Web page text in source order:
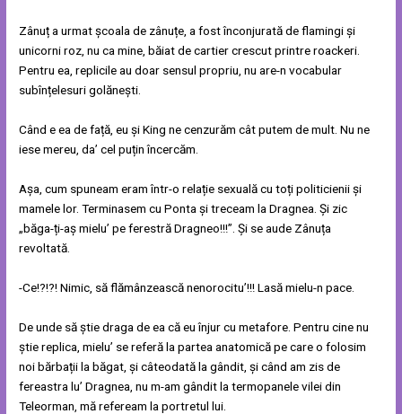
Zânuț a urmat școala de zânuțe, a fost înconjurată de flamingi și
unicorni roz, nu ca mine, băiat de cartier crescut printre roackeri.
Pentru ea, replicile au doar sensul propriu, nu are-n vocabular
subînțelesuri golănești.
Când e ea de față, eu și King ne cenzurăm cât putem de mult. Nu ne
iese mereu, da’ cel puțin încercăm.
Așa, cum spuneam eram într-o relație sexuală cu toți politicienii și
mamele lor. Terminasem cu Ponta și treceam la Dragnea. Și zic
„băga-ți-aș mielu’ pe ferestră Dragneo!!!”. Și se aude Zânuța
revoltată.
-Ce!?!?! Nimic, să flămânzească nenorocitu’!!! Lasă mielu-n pace.
De unde să știe draga de ea că eu înjur cu metafore. Pentru cine nu
știe replica, mielu’ se referă la partea anatomică pe care o folosim
noi bărbații la băgat, și câteodată la gândit, și când am zis de
fereastra lu’ Dragnea, nu m-am gândit la termopanele vilei din
Teleorman, mă refeream la portretul lui.